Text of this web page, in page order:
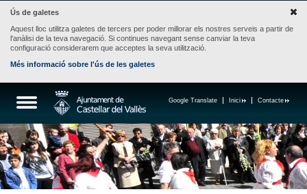
Ús de galetes
Aquest lloc utilitza galetes de tercers per poder millorar els nostres serveis a partir de
l'anàlisi de la teva navegació. Si continues navegant sense canviar la teva
configuració considerarem que acceptes la seva utilització.
Més informació sobre l'ús de les galetes
Contacte
Inici
Google Translate